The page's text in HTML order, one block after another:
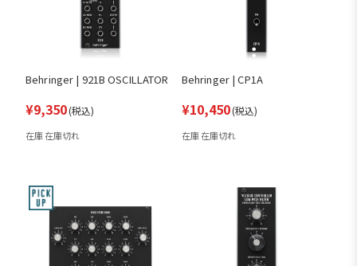
Behringer | 921B OSCILLATOR
¥9,350(税込)
在庫 在庫切れ
Behringer | CP1A
¥10,450(税込)
在庫 在庫切れ